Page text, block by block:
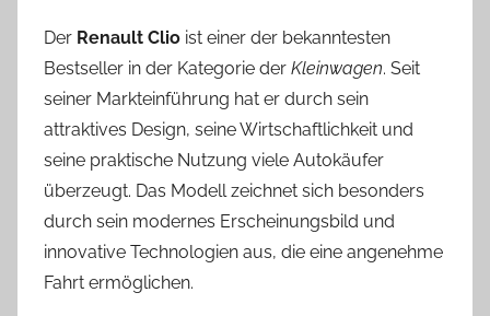
Der Renault Clio ist einer der bekanntesten
Bestseller in der Kategorie der Kleinwagen. Seit
seiner Markteinführung hat er durch sein
attraktives Design, seine Wirtschaftlichkeit und
seine praktische Nutzung viele Autokäufer
überzeugt. Das Modell zeichnet sich besonders
durch sein modernes Erscheinungsbild und
innovative Technologien aus, die eine angenehme
Fahrt ermöglichen.